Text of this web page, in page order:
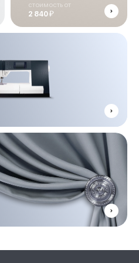
стоимость от
2 840й